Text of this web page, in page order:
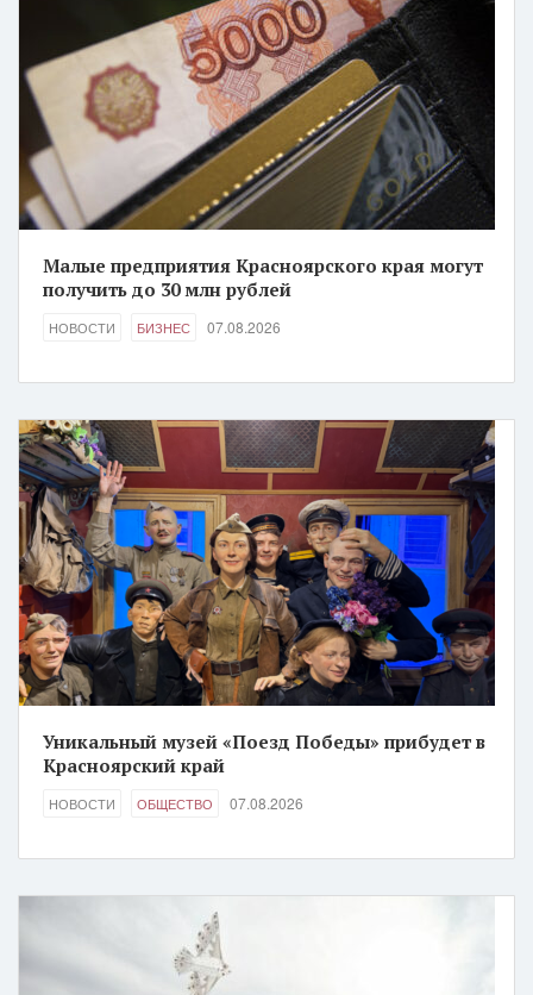
Малые предприятия Красноярского края могут
получить до 30 млн рублей
НОВОСТИ БИЗНЕС 07.08.2026
Уникальный музей «Поезд Победы» прибудет в
Красноярский край
НОВОСТИ ОБЩЕСТВО 07.08.2026